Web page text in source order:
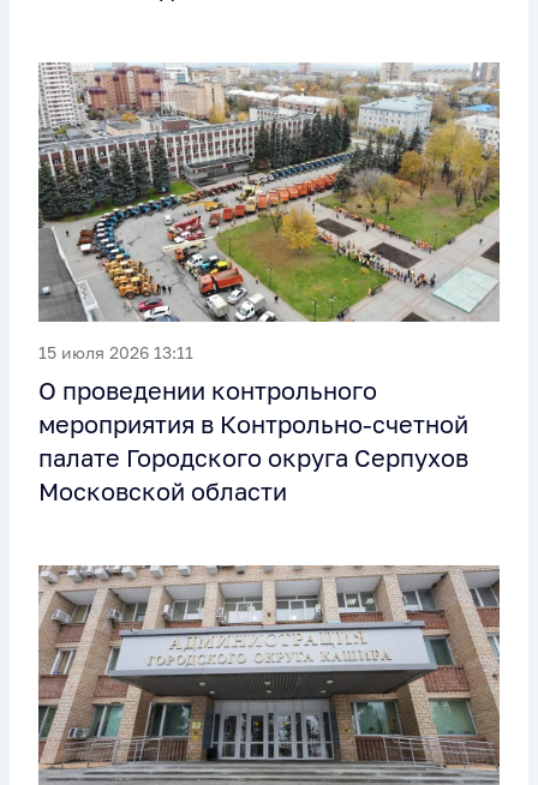
15 июля 2026 13:11
О проведении контрольного
мероприятия в Контрольно-счетной
палате Городского округа Серпухов
Московской области